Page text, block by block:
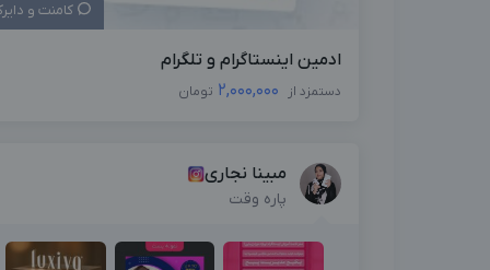
کامنت و
ادمین اینستاگرام و تلگرام
دستمزد از 2,000,000 تومان
مبینا نجاری
پاره وقت